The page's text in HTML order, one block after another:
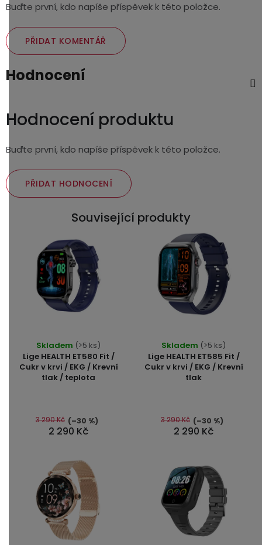
Buďte první, kdo napíše příspěvek k této položce.
PŘIDAT KOMENTÁŘ
Hodnocení
Hodnocení produktu
Buďte první, kdo napíše příspěvek k této položce.
PŘIDAT HODNOCENÍ
Související produkty
Lige HEALTH ET580 Fit /
Cukr v krvi / EKG / Krevní
tlak / teplota
hodnocení
produktu
je
5
hvězdiček.
Skladem (>5 ks)
2 290 Kč
3 290 Kč (–30 %)
Lige HEALTH ET585 Fit /
Cukr v krvi / EKG / Krevní
tlak
hodnocení
produktu
je
5
hvězdiček.
Skladem (>5 ks)
2 290 Kč
3 290 Kč (–30 %)